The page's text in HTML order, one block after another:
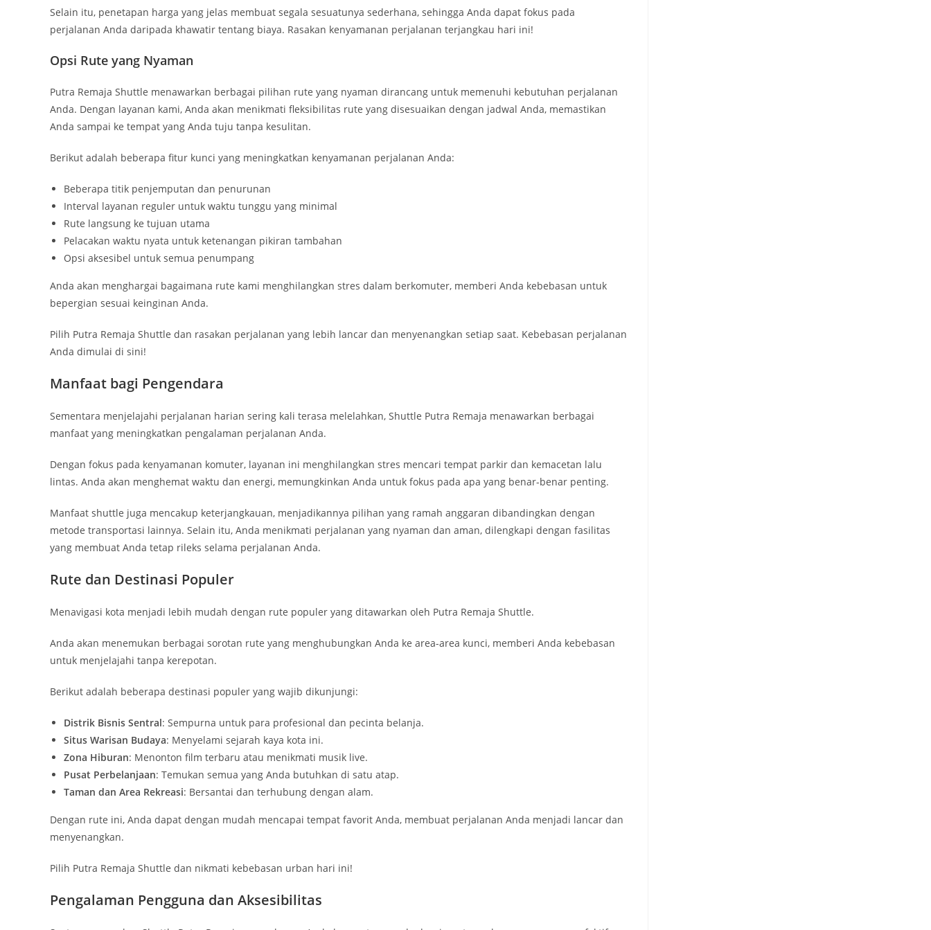
Selain itu, penetapan harga yang jelas membuat segala sesuatunya sederhana, sehingga Anda dapat fokus pada
perjalanan Anda daripada khawatir tentang biaya. Rasakan kenyamanan perjalanan terjangkau hari ini!
Opsi Rute yang Nyaman
Putra Remaja Shuttle menawarkan berbagai pilihan rute yang nyaman dirancang untuk memenuhi kebutuhan perjalanan
Anda. Dengan layanan kami, Anda akan menikmati fleksibilitas rute yang disesuaikan dengan jadwal Anda, memastikan
Anda sampai ke tempat yang Anda tuju tanpa kesulitan.
Berikut adalah beberapa fitur kunci yang meningkatkan kenyamanan perjalanan Anda:
Beberapa titik penjemputan dan penurunan
Interval layanan reguler untuk waktu tunggu yang minimal
Rute langsung ke tujuan utama
Pelacakan waktu nyata untuk ketenangan pikiran tambahan
Opsi aksesibel untuk semua penumpang
Anda akan menghargai bagaimana rute kami menghilangkan stres dalam berkomuter, memberi Anda kebebasan untuk
bepergian sesuai keinginan Anda.
Pilih Putra Remaja Shuttle dan rasakan perjalanan yang lebih lancar dan menyenangkan setiap saat. Kebebasan perjalanan
Anda dimulai di sini!
Manfaat bagi Pengendara
Sementara menjelajahi perjalanan harian sering kali terasa melelahkan, Shuttle Putra Remaja menawarkan berbagai
manfaat yang meningkatkan pengalaman perjalanan Anda.
Dengan fokus pada kenyamanan komuter, layanan ini menghilangkan stres mencari tempat parkir dan kemacetan lalu
lintas. Anda akan menghemat waktu dan energi, memungkinkan Anda untuk fokus pada apa yang benar-benar penting.
Manfaat shuttle juga mencakup keterjangkauan, menjadikannya pilihan yang ramah anggaran dibandingkan dengan
metode transportasi lainnya. Selain itu, Anda menikmati perjalanan yang nyaman dan aman, dilengkapi dengan fasilitas
yang membuat Anda tetap rileks selama perjalanan Anda.
Rute dan Destinasi Populer
Menavigasi kota menjadi lebih mudah dengan rute populer yang ditawarkan oleh Putra Remaja Shuttle.
Anda akan menemukan berbagai sorotan rute yang menghubungkan Anda ke area-area kunci, memberi Anda kebebasan
untuk menjelajahi tanpa kerepotan.
Berikut adalah beberapa destinasi populer yang wajib dikunjungi:
Distrik Bisnis Sentral: Sempurna untuk para profesional dan pecinta belanja.
Situs Warisan Budaya: Menyelami sejarah kaya kota ini.
Zona Hiburan: Menonton film terbaru atau menikmati musik live.
Pusat Perbelanjaan: Temukan semua yang Anda butuhkan di satu atap.
Taman dan Area Rekreasi: Bersantai dan terhubung dengan alam.
Dengan rute ini, Anda dapat dengan mudah mencapai tempat favorit Anda, membuat perjalanan Anda menjadi lancar dan
menyenangkan.
Pilih Putra Remaja Shuttle dan nikmati kebebasan urban hari ini!
Pengalaman Pengguna dan Aksesibilitas